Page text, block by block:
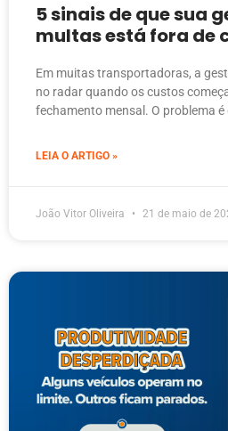
5 sinais de que sua
multas está fora de
Em muitas transportadoras, a
no radar quando os custos
fechamento mensal. O problema é
LEIA O ARTIGO »
João Vitor Oliveira 21 de maio de